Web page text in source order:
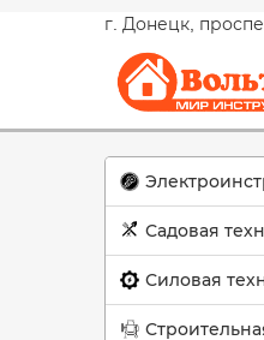
г. Донецк,
Садовая
Силовая